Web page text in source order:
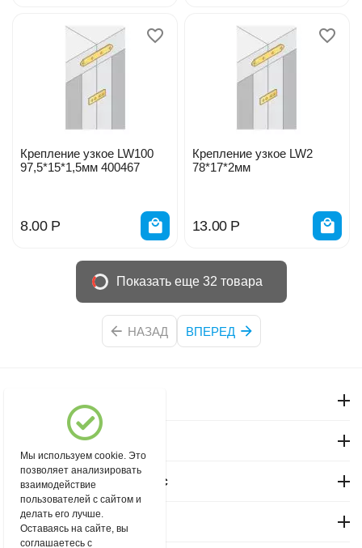
Крепление узкое LW100
97,5*15*1,5мм 400467
8.00 Р
Крепление узкое LW2
78*17*2мм
13.00 Р
Показать еще 32 товара
НАЗАД ВПЕРЕД
Магазин "Северный"
Покупательский сервис
Контакты
Мы используем cookie. Это
позволяет анализировать
взаимодействие
пользователей с сайтом и
делать его лучше.
Оставаясь на сайте, вы
соглашаетесь с